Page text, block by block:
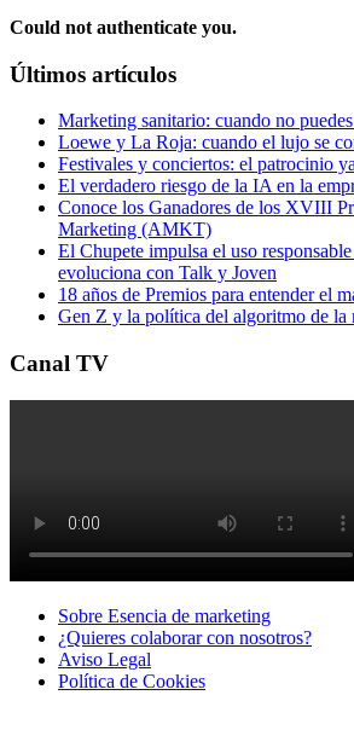
Could not authenticate you.
Últimos artículos
Marketing sanitario: cuando no
Loewe y La Roja: cuando el lujo se
Festivales y conciertos: el patrocinio
El verdadero riesgo de la IA en la
Conoce los Ganadores de los XVIII
Marketing (AMKT)
El Chupete impulsa el uso
evoluciona con Talk y Joven
18 años de Premios para entender el
Gen Z y la política del algoritmo de la
Canal TV
Sobre Esencia de marketing
¿Quieres colaborar con nosotros?
Aviso Legal
Polí­tica de Cookies